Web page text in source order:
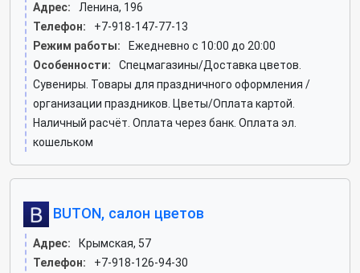
Адрес:
Ленина, 196
Телефон:
+7-918-147-77-13
Режим работы:
Ежедневно с 10:00 до 20:00
Особенности:
Спецмагазины/Доставка цветов.
Сувениры. Товары для праздничного оформления /
организации праздников. Цветы/Оплата картой.
Наличный расчёт. Оплата через банк. Оплата эл.
кошельком
BUTON, салон цветов
Адрес:
Крымская, 57
Телефон:
+7-918-126-94-30